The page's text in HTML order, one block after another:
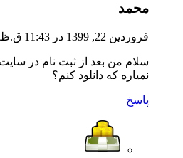
محمد
فروردین 22, 1399 در 11:43 ق.ظ
سلام من بعد از ثبت نام در سایت
نمیاره که دانلود کنم؟
پاسخ